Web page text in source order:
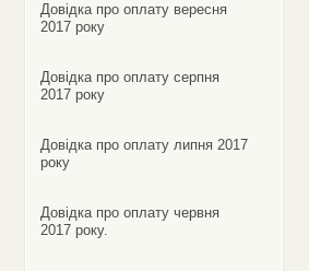
Довідка про оплату вересня
2017 року
Довідка про оплату серпня
2017 року
Довідка про оплату липня 2017
року
Довідка про оплату червня
2017 року.